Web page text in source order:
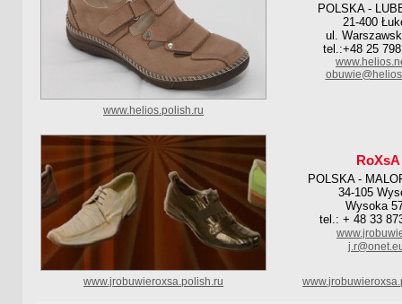
POLSKA -
21-400
ul.
tel.:+48 25
www.helios.polish.ru
RoXsA
POLSKA -
34-105
Wysoka
tel.: + 48 33
www.jrobuwieroxsa.polish.ru